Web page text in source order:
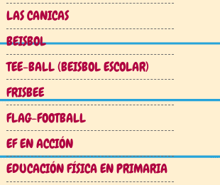
LAS CANICAS
BEISBOL
TEE-BALL (BEISBOL ESCOLAR)
FRISBEE
FLAG-FOOTBALL
EF EN ACCIÓN
EDUCACIÓN FÍSICA EN PRIMARIA